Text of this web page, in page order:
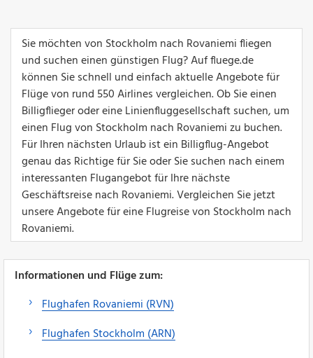
Sie möchten von Stockholm nach Rovaniemi fliegen
und suchen einen günstigen Flug? Auf fluege.de
können Sie schnell und einfach aktuelle Angebote für
Flüge von rund 550 Airlines vergleichen. Ob Sie einen
Billigflieger oder eine Linienfluggesellschaft suchen, um
einen Flug von Stockholm nach Rovaniemi zu buchen.
Für Ihren nächsten Urlaub ist ein Billigflug-Angebot
genau das Richtige für Sie oder Sie suchen nach einem
interessanten Flugangebot für Ihre nächste
Geschäftsreise nach Rovaniemi. Vergleichen Sie jetzt
unsere Angebote für eine Flugreise von Stockholm nach
Rovaniemi.
Informationen und Flüge zum:
Flughafen Rovaniemi (RVN)
Flughafen Stockholm (ARN)